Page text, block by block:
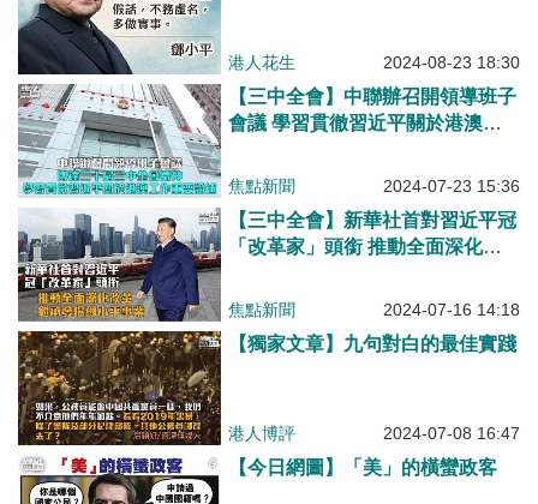
港人花生 2024-08-23 18:30
【三中全會】中聯辦召開領導班子
會議 學習貫徹習近平關於港澳工
焦點新聞 2024-07-23 15:36
【三中全會】新華社首對習近平冠
「改革家」頭銜 推動全面深化改
焦點新聞 2024-07-16 14:18
【獨家文章】九句對白的最佳實踐
港人博評 2024-07-08 16:47
【今日網圖】「美」的橫蠻政客